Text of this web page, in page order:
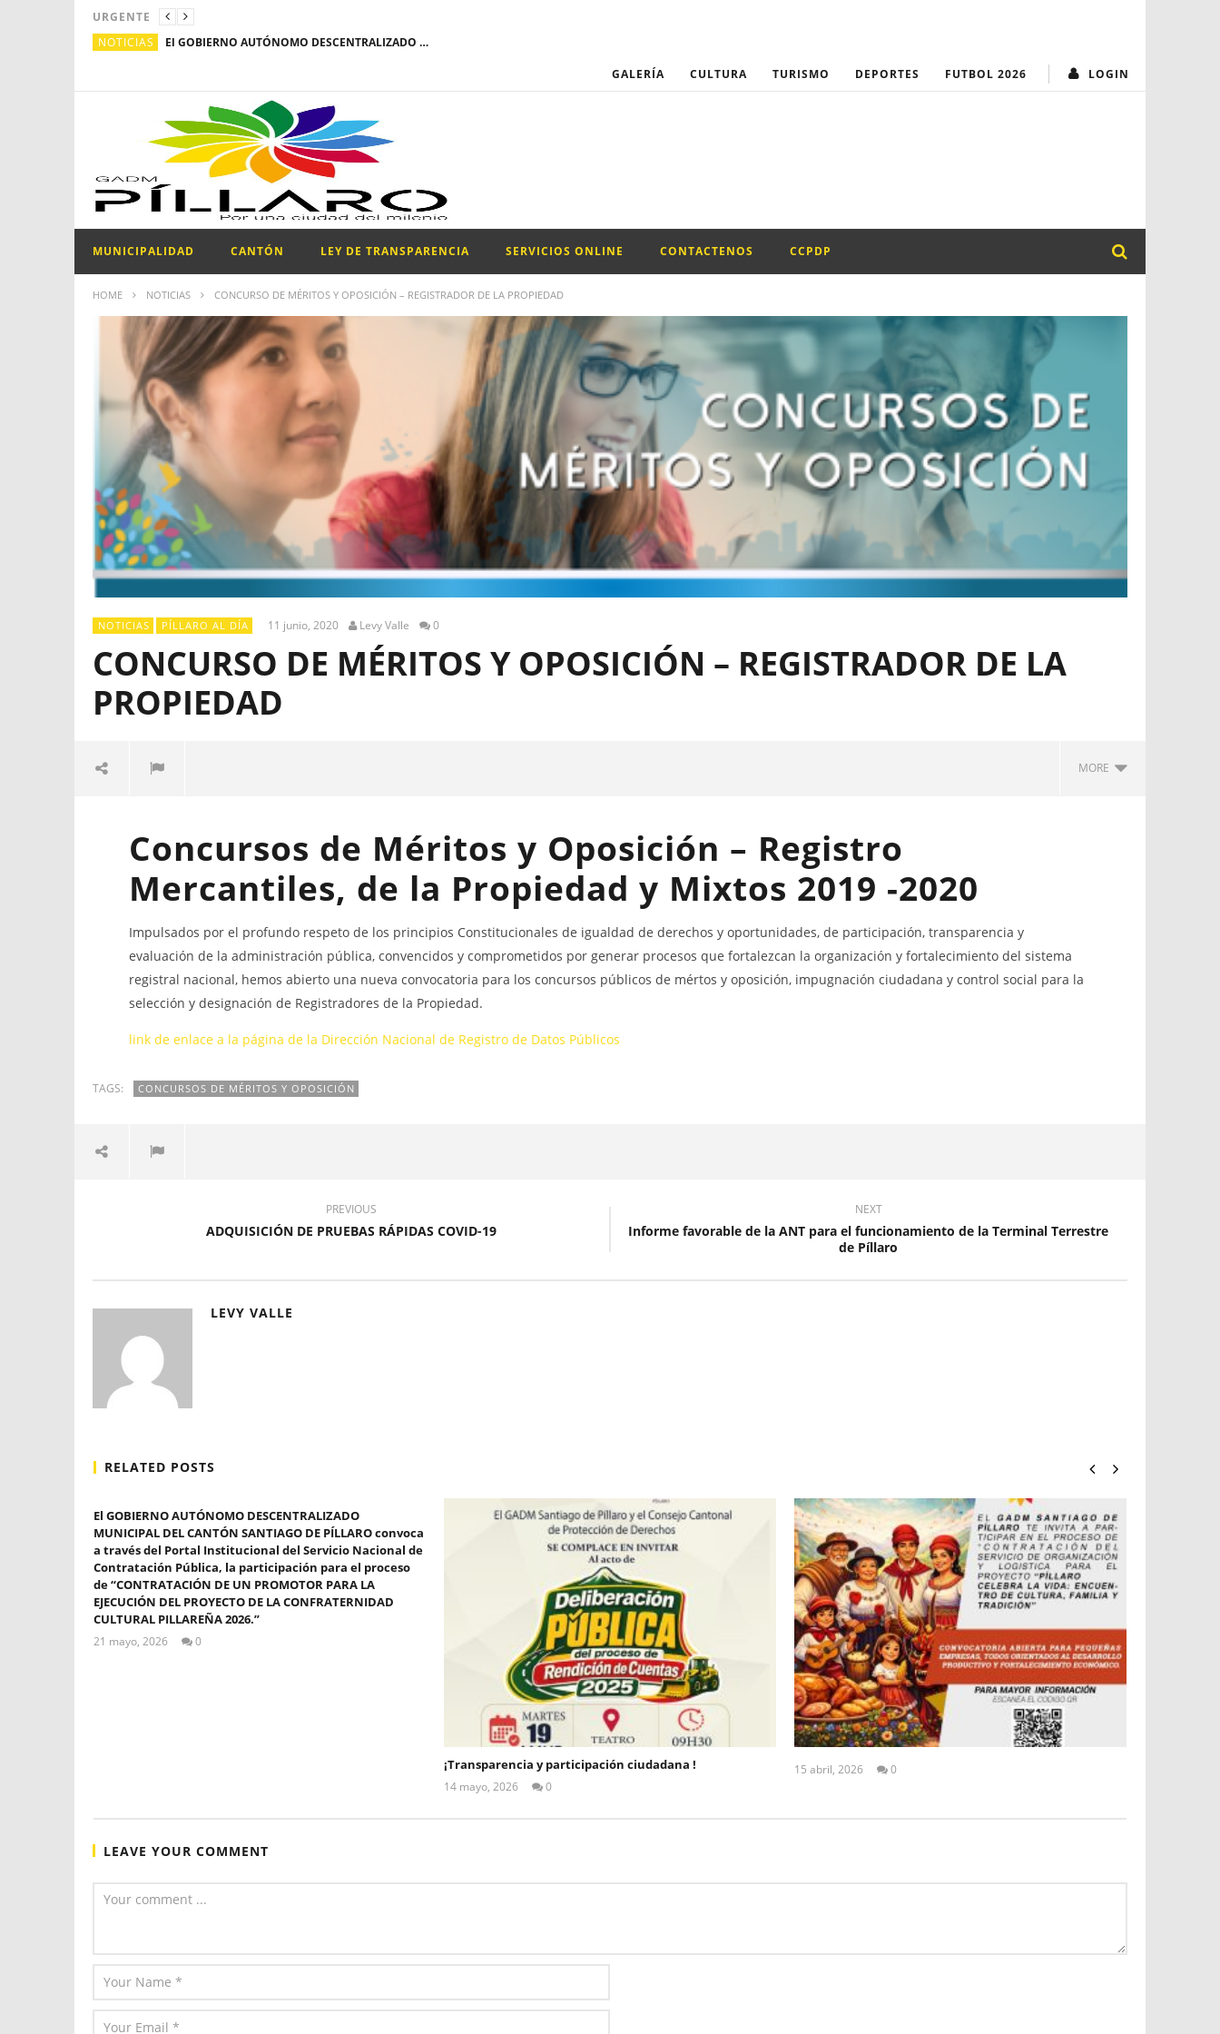
URGENTE
NOTICIAS
El GOBIERNO AUTÓNOMO DESCENTRALIZADO MUNICIPAL DEL CANTÓN SANTIAGO DE PÍLLARO convoca a través del Portal Institucional del Servicio Nacional de Contratación Pública, la participación para el proceso de “CONTRATACIÓN DE UN PROMOTOR PARA LA EJECUCIÓN DEL PROYECTO DE LA CONFRATERNIDAD CULTURAL PILLAREÑA 2026.”
LOGIN
GALERÍA CULTURA TURISMO DEPORTES FUTBOL 2026
MUNICIPALIDAD CANTÓN LEY DE TRANSPARENCIA SERVICIOS ONLINE CONTACTENOS CCPDP
HOME NOTICIAS CONCURSO DE MÉRITOS Y OPOSICIÓN – REGISTRADOR DE LA PROPIEDAD
NOTICIAS PÍLLARO AL DÍA 11 junio, 2020 Levy Valle 0
CONCURSO DE MÉRITOS Y OPOSICIÓN – REGISTRADOR DE LA
PROPIEDAD
MORE
NOW VIEWING
CONCURSO DE MÉRITOS Y OPOSICIÓN – REGISTRADOR
Levy
Valle
MUNICIPAL DEL CANTÓN SANTIAGO DE PÍLLARO
convoca a través del Portal Institucional del Servicio
Nacional de Contratación Pública, la participación
para el proceso de “CONTRATACIÓN DE UN
PROMOTOR PARA LA EJECUCIÓN DEL PROYECTO DE LA
junio,
2020
Levy
Valle
Concursos de Méritos y Oposición – Registro
Mercantiles, de la Propiedad y Mixtos 2019 -2020
Impulsados por el profundo respeto de los principios Constitucionales de igualdad de derechos y oportunidades, de participación, transparencia y
evaluación de la administración pública, convencidos y comprometidos por generar procesos que fortalezcan la organización y fortalecimiento del sistema
registral nacional, hemos abierto una nueva convocatoria para los concursos públicos de mértos y oposición, impugnación ciudadana y control social para la
selección y designación de Registradores de la Propiedad.
link de enlace a la página de la Dirección Nacional de Registro de Datos Públicos
TAGS: CONCURSOS DE MÉRITOS Y OPOSICIÓN
PREVIOUS
ADQUISICIÓN DE PRUEBAS RÁPIDAS COVID-19
NEXT
Informe favorable de la ANT para el funcionamiento de la Terminal Terrestre
de Píllaro
LEVY VALLE
RELATED POSTS
El GOBIERNO AUTÓNOMO DESCENTRALIZADO
MUNICIPAL DEL CANTÓN SANTIAGO DE PÍLLARO convoca
a través del Portal Institucional del Servicio Nacional de
Contratación Pública, la participación para el proceso
de “CONTRATACIÓN DE UN PROMOTOR PARA LA
EJECUCIÓN DEL PROYECTO DE LA CONFRATERNIDAD
CULTURAL PILLAREÑA 2026.”
21 mayo, 2026
0
¡Transparencia y participación ciudadana !
14 mayo, 2026
TIGSE
0
15 abril, 2026
0
LEAVE YOUR COMMENT